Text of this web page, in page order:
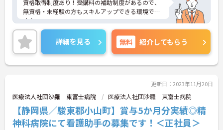
資格取得制度あり！受講料の補助制度があるので、
無資格・未経験の方もスキルアップできる環境で
す！
ご興味をお持ちの方には詳細の情報や面接のポイン
トをお伝えしますのでお気軽にお問い合わせくださ
いませ。
詳細を見る 無料 紹介してもらう
更新日：2023年11月20日
医療法人社団沙羅 東富士病院 医療法人社団沙羅 東富士病院
【静岡県／駿東郡小山町】賞与5か月分実績◎精
神科病院にて看護助手の募集です！＜正社員＞